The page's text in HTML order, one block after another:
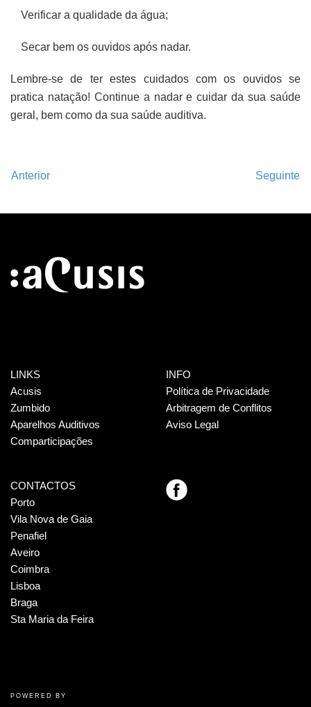
Verificar a qualidade da água;
Secar bem os ouvidos após nadar.
Lembre-se de ter estes cuidados com os ouvidos se
pratica natação! Continue a nadar e cuidar da sua saúde
geral, bem como da sua saúde auditiva.
Anterior Seguinte
LINKS
Acusis
Zumbido
Aparelhos Auditivos
Comparticipações
INFO
Política de Privacidade
Arbitragem de Conflitos
Aviso Legal
CONTACTOS
Porto
Vila Nova de Gaia
Penafiel
Aveiro
Coimbra
Lisboa
Braga
Sta Maria da Feira
POWERED BY